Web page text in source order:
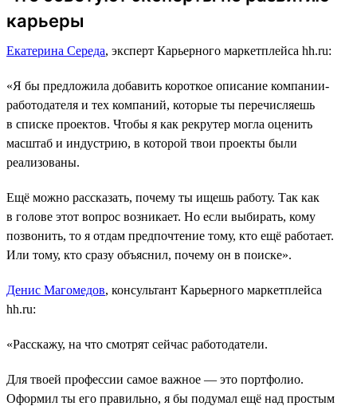
карьеры
Екатерина Середа, эксперт Карьерного маркетплейса hh.ru:
«Я бы предложила добавить короткое описание компании-
работодателя и тех компаний, которые ты перечисляешь
в списке проектов. Чтобы я как рекрутер могла оценить
масштаб и индустрию, в которой твои проекты были
реализованы.
Ещё можно рассказать, почему ты ищешь работу. Так как
в голове этот вопрос возникает. Но если выбирать, кому
позвонить, то я отдам предпочтение тому, кто ещё работает.
Или тому, кто сразу объяснил, почему он в поиске».
Денис Магомедов, консультант Карьерного маркетплейса
hh.ru:
«Расскажу, на что смотрят сейчас работодатели.
Для твоей профессии самое важное ― это портфолио.
Оформил ты его правильно, я бы подумал ещё над простым